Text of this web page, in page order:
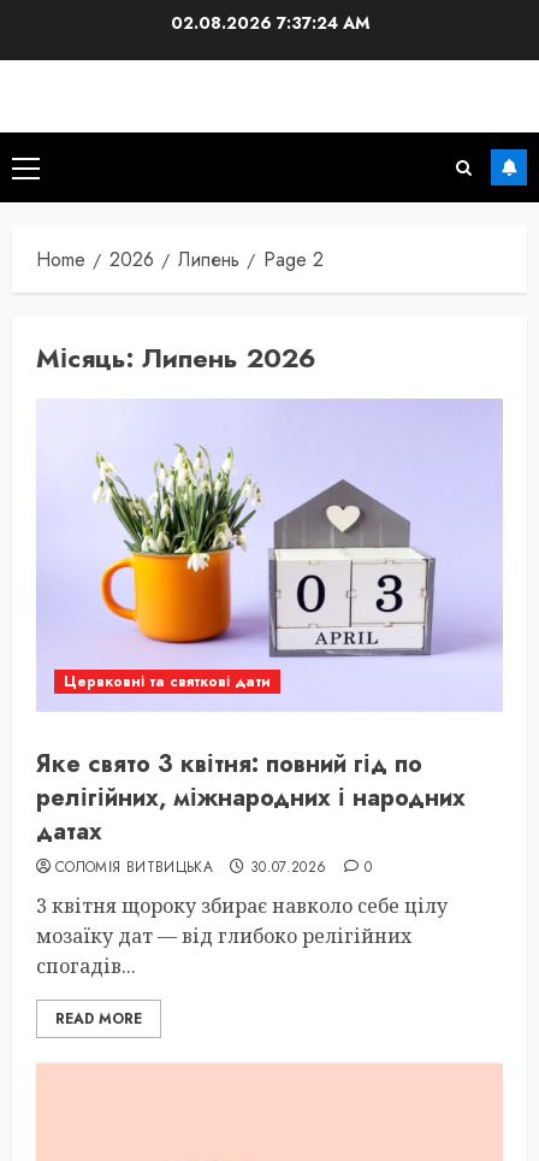
02.08.2026 7:37:25 AM
Primary
Menu
Home 2026 Липень Page 2
Місяць: Липень 2026
Цервковні та святкові дати
Яке свято 3 квітня: повний гід по
релігійних, міжнародних і народних
датах
СОЛОМІЯ ВИТВИЦЬКА 30.07.2026 0
3 квітня щороку збирає навколо себе цілу
мозаїку дат — від глибоко релігійних
спогадів...
READ MORE